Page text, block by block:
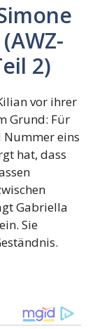
2)
vor ihrer
Grund: Für
Nummer eins
hat, dass
Gabriella
Sie